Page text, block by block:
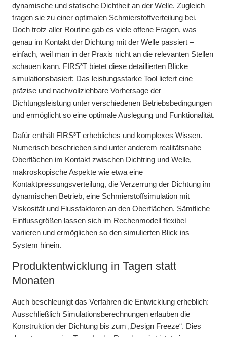
dynamische und statische Dichtheit an der Welle. Zugleich
tragen sie zu einer optimalen Schmierstoffverteilung bei.
Doch trotz aller Routine gab es viele offene Fragen, was
genau im Kontakt der Dichtung mit der Welle passiert –
einfach, weil man in der Praxis nicht an die relevanten Stellen
schauen kann. FIRS³T bietet diese detaillierten Blicke
simulationsbasiert: Das leistungsstarke Tool liefert eine
präzise und nachvollziehbare Vorhersage der
Dichtungsleistung unter verschiedenen Betriebsbedingungen
und ermöglicht so eine optimale Auslegung und Funktionalität.
Dafür enthält FIRS³T erhebliches und komplexes Wissen.
Numerisch beschrieben sind unter anderem realitätsnahe
Oberflächen im Kontakt zwischen Dichtring und Welle,
makroskopische Aspekte wie etwa eine
Kontaktpressungsverteilung, die Verzerrung der Dichtung im
dynamischen Betrieb, eine Schmierstoffsimulation mit
Viskosität und Flussfaktoren an den Oberflächen. Sämtliche
Einflussgrößen lassen sich im Rechenmodell flexibel
variieren und ermöglichen so den simulierten Blick ins
System hinein.
Produktentwicklung in Tagen statt
Monaten
Auch beschleunigt das Verfahren die Entwicklung erheblich:
Ausschließlich Simulationsberechnungen erlauben die
Konstruktion der Dichtung bis zum „Design Freeze“. Dies